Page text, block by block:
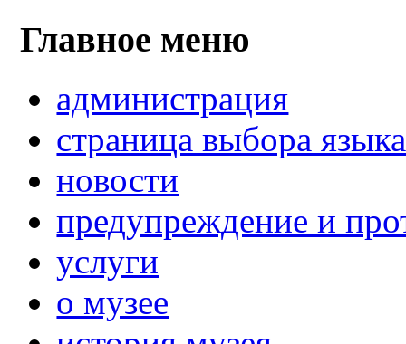
Главное меню
администрация
страница выбора языка
новости
предупреждение и
услуги
о музее